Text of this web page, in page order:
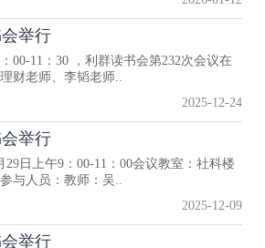
举行
00-11：30 ，利群读书会第232次会议在
财老师、李韬老师..
2025-12-24
举行
29日上午9：00-11：00会议教室：社科楼
与人员：教师：吴..
2025-12-09
举行